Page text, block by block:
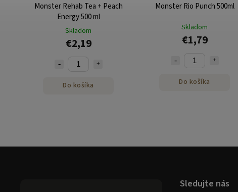
Monster Rehab Tea + Peach
Energy 500 ml
Skladom
€2,19
Do košíka
Monster Rio Punch 500ml
Skladom
€1,79
Do košíka
Sledujte nás